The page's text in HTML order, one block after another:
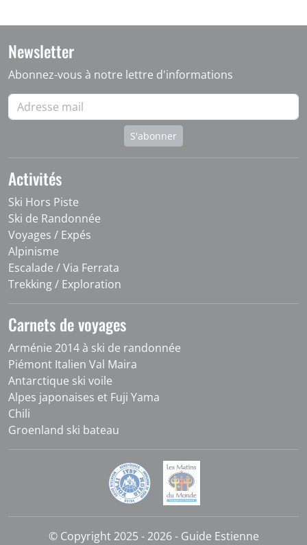
Newsletter
Abonnez-vous à notre lettre d'informations
Activités
Ski Hors Piste
Ski de Randonnée
Voyages / Expés
Alpinisme
Escalade / Via Ferrata
Trekking / Exploration
Carnets de voyages
Arménie 2014 à ski de randonnée
Piémont Italien Val Maira
Antarctique ski voile
Alpes japonaises et Fuji Yama
Chili
Groenland ski bateau
© Copyright 2025 - 2026 - Guide Estienne